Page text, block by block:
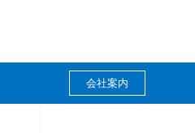
会社案内